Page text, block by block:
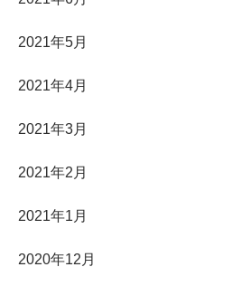
2021年5月
2021年4月
2021年3月
2021年2月
2021年1月
2020年12月